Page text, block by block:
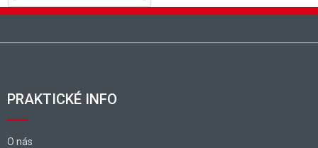
PRAKTICKÉ INFO
O nás